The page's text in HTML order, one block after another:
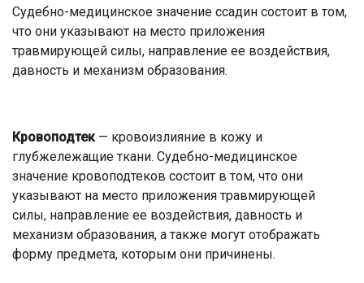
Судебно-медицинское значение ссадин состоит в том,
что они указывают на место приложения
травмирующей силы, направление ее воздействия,
давность и механизм образования.
Кровоподтек — кровоизлияние в кожу и
глубжележащие ткани. Судебно-медицинское
значение кровоподтеков состоит в том, что они
указывают на место приложения травмирующей
силы, направление ее воздействия, давность и
механизм образования, а также могут отображать
форму предмета, которым они причинены.